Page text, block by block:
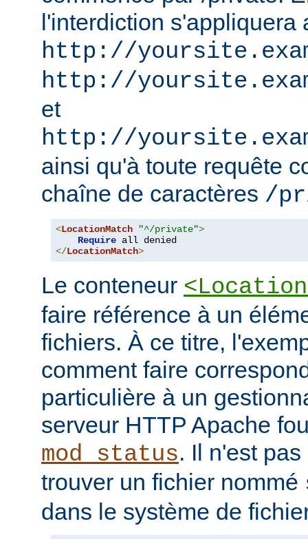
l'interdiction s'appliquera
http://
http://
et
http://
ainsi qu'à toute requête
chaîne de caractères /
<LocationMatch "^/private">
Require
</LocationMatch>
Le conteneur
faire référence à un
fichiers. À ce titre,
comment faire
particulière à un
serveur HTTP Apache
mod_status. Il n'est
trouver un fichier nommé
dans le système de